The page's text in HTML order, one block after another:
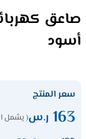
أسود
سعر المنتج
163 ر.س( يشمل